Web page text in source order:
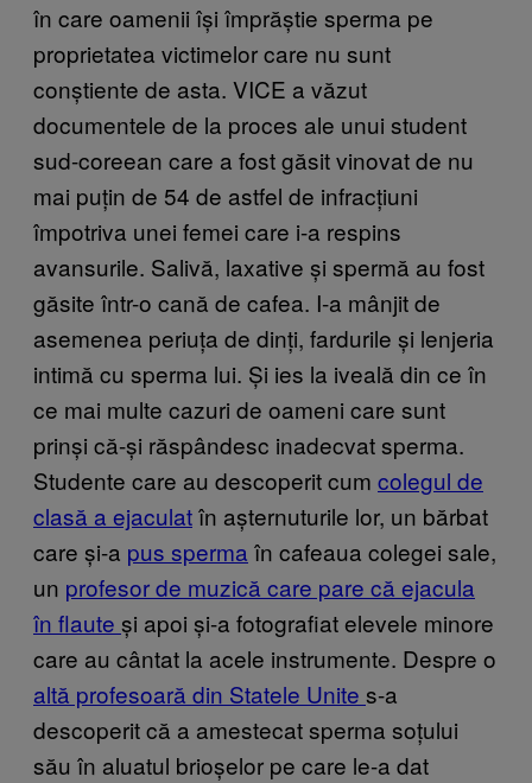
în care oamenii își împrăștie sperma pe
proprietatea victimelor care nu sunt
conștiente de asta. VICE a văzut
documentele de la proces ale unui student
sud-coreean care a fost găsit vinovat de nu
mai puțin de 54 de astfel de infracțiuni
împotriva unei femei care i-a respins
avansurile. Salivă, laxative și spermă au fost
găsite într-o cană de cafea. I-a mânjit de
asemenea periuța de dinți, fardurile și lenjeria
intimă cu sperma lui. Și ies la iveală din ce în
ce mai multe cazuri de oameni care sunt
prinși că-și răspândesc inadecvat sperma.
Studente care au descoperit cum colegul de
clasă a ejaculatîn așternuturile lor, un bărbat
care și-a pus sperma în cafeaua colegei sale,
un profesor de muzică care pare că ejacula
în flaute și apoi și-a fotografiat elevele minore
care au cântat la acele instrumente. Despre o
altă profesoară din Statele Unite s-a
descoperit că a amestecat sperma soțului
său în aluatul brioșelor pe care le-a dat